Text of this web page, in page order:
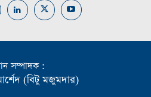
সম্পাদক :
(বিটু মজুমদার)